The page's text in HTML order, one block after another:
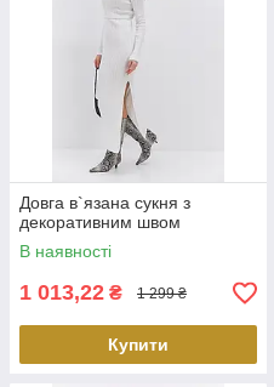
Довга в`язана сукня з
декоративним швом
В наявності
1 013,22 ₴ 1 299 ₴
Купити